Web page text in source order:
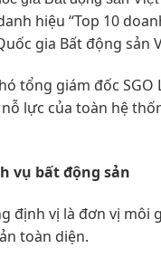
hiệu “Top 10
gia Bất động sản
tổng giám đốc
lực của toàn hệ
vụ bất động sản
định vị là đơn vị
toàn diện.